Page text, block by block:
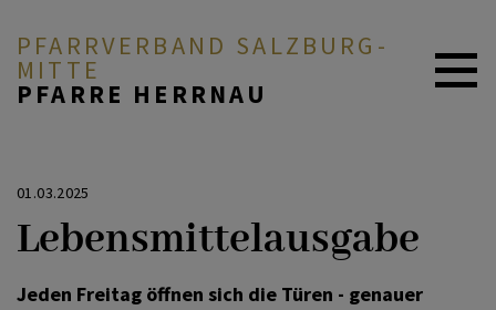
PFARRVERBAND SALZBURG-
MITTE
PFARRE HERRNAU
ÜBER UNS
01.03.2025
Lebensmittelausgabe
Jeden Freitag öffnen sich die Türen - genauer